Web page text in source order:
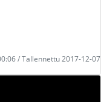
/ Tallennettu 2017-12-07